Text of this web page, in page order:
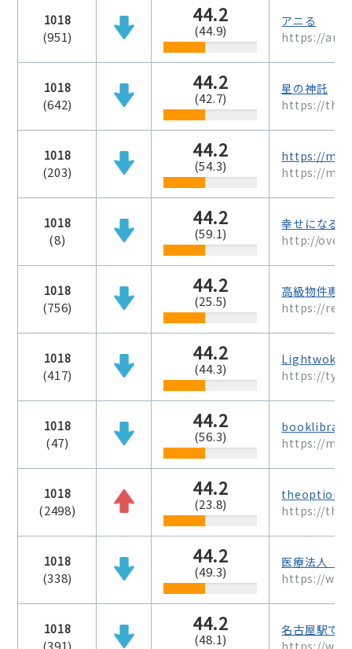
1018
(951)
44.2
(44.9)
アニる
https://
1018
(642)
44.2
(42.7)
星の神託
https://
1018
(203)
44.2
(54.3)
https://
https://
1018
(8)
44.2
(59.1)
幸せになる
http://
1018
(756)
44.2
(25.5)
高級物件専
https://
1018
(417)
44.2
(44.3)
Lightwoker
https://
1018
(47)
44.2
(56.3)
booklibrary
https://
1018
(2498)
44.2
(23.8)
theoption
https://
1018
(338)
44.2
(49.3)
医療法人 札
https://
1018
(391)
44.2
(48.1)
名古屋駅で